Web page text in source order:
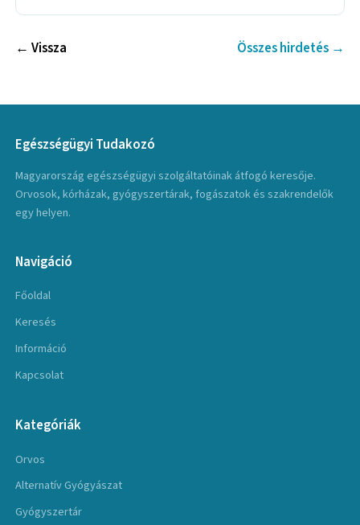
← Vissza Összes hirdetés →
Egészségügyi Tudakozó
Magyarország egészségügyi szolgáltatóinak átfogó keresője.
Orvosok, kórházak, gyógyszertárak, fogászatok és szakrendelők
egy helyen.
Navigáció
Főoldal
Keresés
Információ
Kapcsolat
Kategóriák
Orvos
Alternatív Gyógyászat
Gyógyszertár